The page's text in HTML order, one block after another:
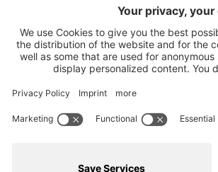
Mitarbeiterin - zzt. nicht im Dienst